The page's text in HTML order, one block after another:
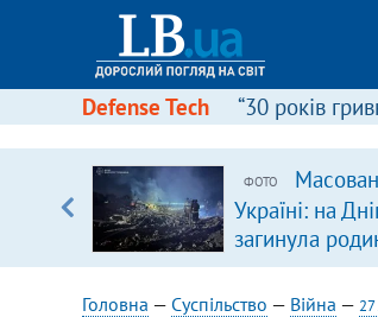
Defense Tech “30 років
ФОТО
Україні: на
загинула
удар по
Головна — Суспільство — Війна — 27